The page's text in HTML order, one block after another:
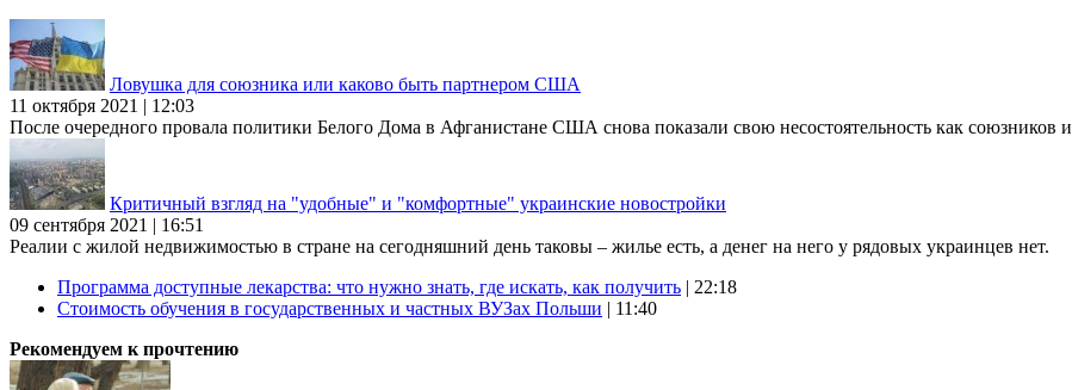
Ловушка для союзника или каково быть партнером США
11 октября 2021 | 12:03
После очередного провала политики Белого Дома в Афганистане США снова показали свою несостоятельность как союзников и
Критичный взгляд на "удобные" и "комфортные" украинские новостройки
09 сентября 2021 | 16:51
Реалии с жилой недвижимостью в стране на сегодняшний день таковы – жилье есть, а денег на него у рядовых украинцев нет.
Программа доступные лекарства: что нужно знать, где искать, как получить | 22:18
Стоимость обучения в государственных и частных ВУЗах Польши | 11:40
Рекомендуем к прочтению